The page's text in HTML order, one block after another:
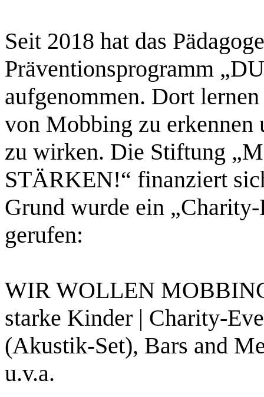
Seit 2018 hat das
Präventionsprogramm
aufgenommen. Dort
von Mobbing zu erkennen
zu wirken. Die Stiftung
STÄRKEN!“ finanziert
Grund wurde ein
gerufen:
WIR WOLLEN
starke Kinder | Charity-
(Akustik-Set), Bars and
u.v.a.